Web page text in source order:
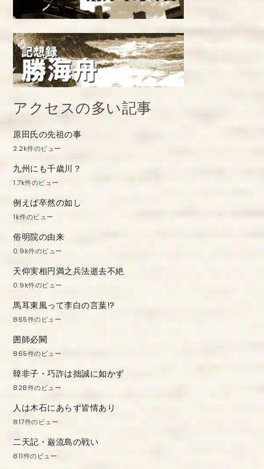
アクセスの多い記事
原田氏の先祖の事
2.2k件のビュー
九州にも千歳川？
1.7k件のビュー
例えば卒然の如し
1k件のビュー
俗明院の由来
0.9k件のビュー
天仰実相円満之兵法逝去不絶
0.9k件のビュー
馬耳東風って李白の言葉!?
865件のビュー
囲師必闕
865件のビュー
韓非子・巧詐は拙誠に如かず
828件のビュー
人は木石にあらず皆情あり
817件のビュー
二天記・巌流島の戦い
811件のビュー